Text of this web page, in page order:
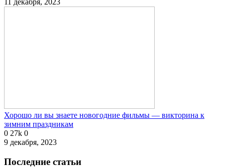
11 декабря, 2023
Хорошо ли вы знаете новогодние фильмы — викторина к
зимним праздникам
0 27k 0
9 декабря, 2023
Последние статьи